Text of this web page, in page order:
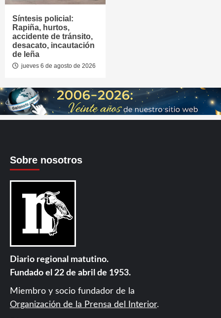
Síntesis policial:
Rapiña, hurtos,
accidente de tránsito,
desacato, incautación
de leña
jueves 6 de agosto de 2026
Sobre nosotros
Diario regional matutino.
Fundado el 22 de abril de 1953.
Miembro y socio fundador de la
Organización de la Prensa del Interior.